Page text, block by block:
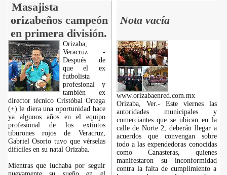
Masajista
orizabeños campeón
en primera división.
Nota vacía
Orizaba,
Veracruz. -
Después de
que el ex
futbolista
profesional y
también ex
director técnico Cristóbal Ortega
(+) le diera una oportunidad hace
ya algunos años en el equipo
profesional de los extintos
tiburones rojos de Veracruz,
Gabriel Osorio tuvo que vérselas
difíciles en su natal Orizaba.
Mientras que luchaba por seguir
www.orizabaenred.com.mx
Orizaba, Ver.- Este viernes las
autoridades municipales y
comerciantes que se ubican en la
calle de Norte 2, deberán llegar a
acuerdos que convengan sobre
todo a las expendedoras conocidas
como Canasteras, quienes
manifestaron su inconformidad
contra la falta de cumplimiento a